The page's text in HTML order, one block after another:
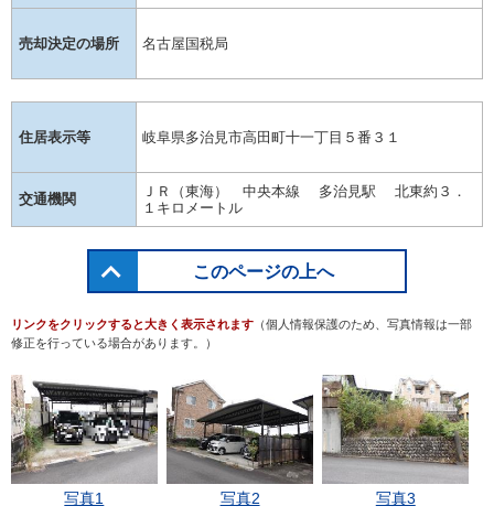
売却決定の場所 名古屋国税局
住居表示等 岐阜県多治見市高田町十一丁目５番３１
交通機関
ＪＲ（東海） 中央本線 多治見駅 北東約３．
１キロメートル
このページの上へ
リンクをクリックすると大きく表示されます （個人情報保護のため、写真情報は一部
修正を行っている場合があります。）
写真1 写真2 写真3